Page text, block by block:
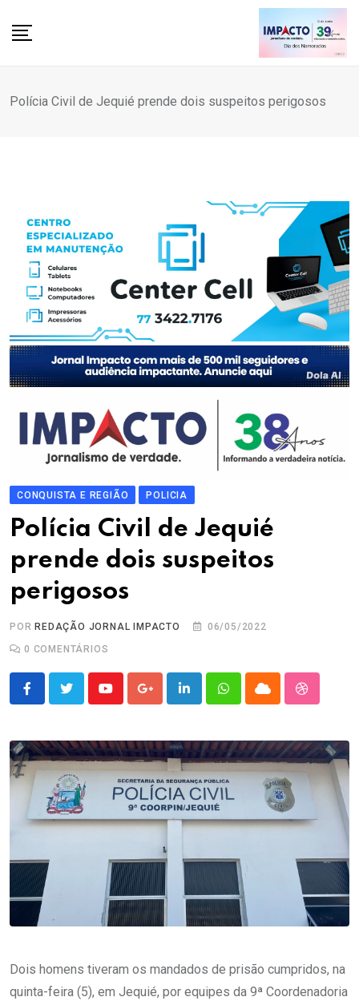
Polícia Civil de Jequié prende dois suspeitos perigosos
CONQUISTA E REGIÃO POLICIA
Polícia Civil de Jequié
prende dois suspeitos
perigosos
POR REDAÇÃO JORNAL IMPACTO
06/05/2022
0 COMENTÁRIOS
YoutubeGoogle+LinkedInWhatsappCloud
Dois homens tiveram os mandados de prisão cumpridos, na
quinta-feira (5), em Jequié, por equipes da 9ª Coordenadoria